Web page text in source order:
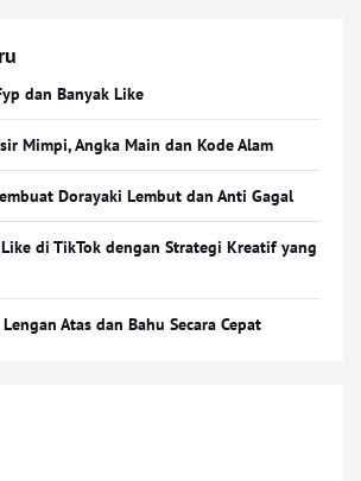
dan Banyak Like
Mimpi, Angka Main dan Kode Alam
Dorayaki Lembut dan Anti Gagal
Like di TikTok dengan Strategi Kreatif yang
Atas dan Bahu Secara Cepat